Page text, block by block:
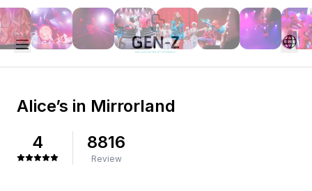
Alice’s in Mirrorland
4
8816
Review